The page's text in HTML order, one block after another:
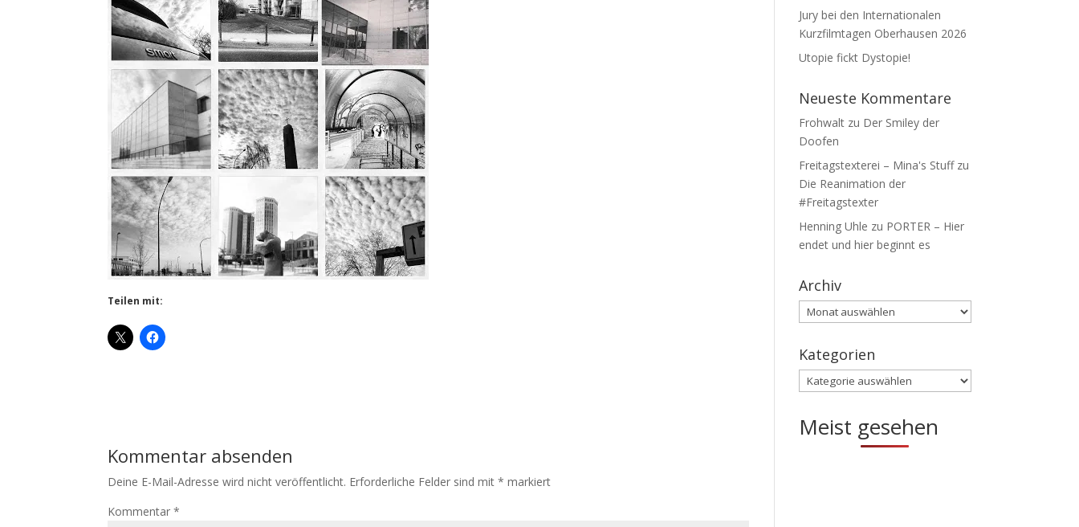
Teilen mit:
Kommentar absenden
Deine E-Mail-Adresse wird nicht veröffentlicht. Erforderliche Felder sind mit* markiert
Kommentar*
Jury bei den Internationalen
Kurzfilmtagen Oberhausen 2026
Utopie fickt Dystopie!
Neueste Kommentare
Frohwaltzu Der Smiley der
Doofen
Freitagstexterei – Mina's Stuffzu
Die Reanimation der
#Freitagstexter
Henning Uhle zu PORTER – Hier
endet und hier beginnt es
Archiv
Archiv
Kategorien
Kategorien
Meist gesehen